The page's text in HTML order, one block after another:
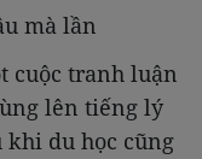
mà lần
cuộc tranh luận
lên tiếng lý
khi du học cũng